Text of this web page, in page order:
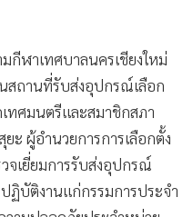
กีฬาเทศบาลนครเชียงใหม่
นสถานที่รับส่งอุปกรณ์เลือก
ทศมนตรีและสมาชิกสภา
ะ ผู้อำนวยการการเลือกตั้ง
จเยี่ยมการรับส่งอุปกรณ์
ฏิบัติงานแก่กรรมการประจำ